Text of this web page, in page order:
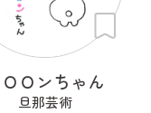
Ｏンちゃん
旦那芸術